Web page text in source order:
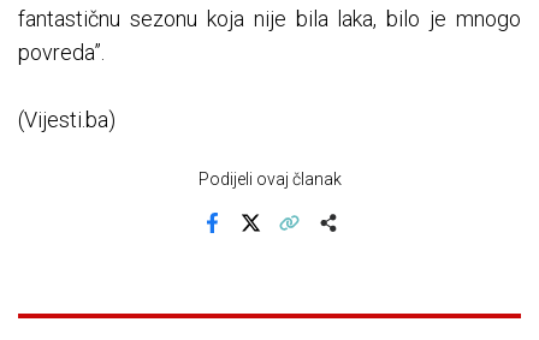
fantastičnu sezonu koja nije bila laka, bilo je mnogo
povreda”.
(Vijesti.ba)
Podijeli ovaj članak